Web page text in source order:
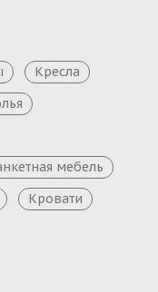
Кресла
мебель
Кровати